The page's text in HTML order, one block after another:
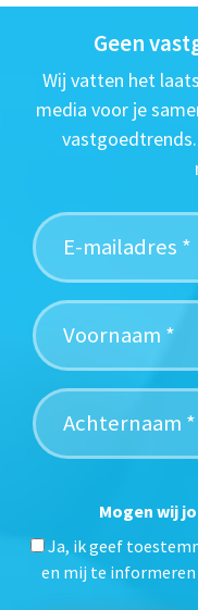
Geen
Wij vatten het
media voor je
Mogen wij
Ja, ik geef
en mij te